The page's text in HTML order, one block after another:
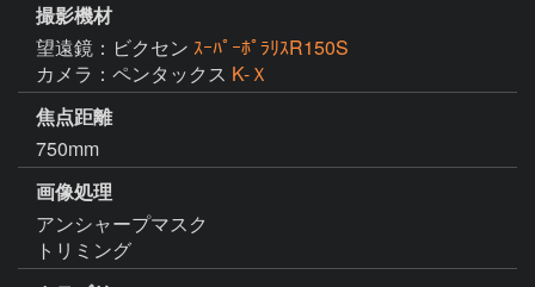
撮影機材
望遠鏡：ビクセン ｽｰﾊﾟｰﾎﾟﾗﾘｽR150S
カメラ：ペンタックス K-Ｘ
焦点距離
750mm
画像処理
アンシャープマスク
トリミング